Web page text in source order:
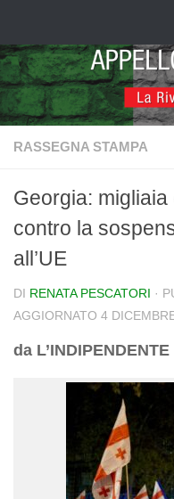
RASSEGNA STAMPA
Georgia:
contro la
all’UE
DI RENATA PESCATORI ·
AGGIORNATO 4
da